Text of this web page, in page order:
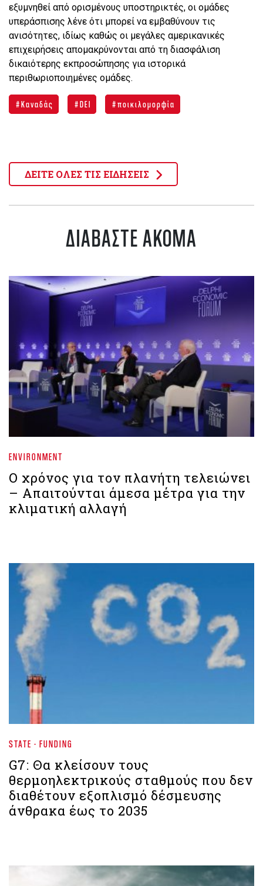
εξυμνηθεί από ορισμένους υποστηρικτές, οι ομάδες
υπεράσπισης λένε ότι μπορεί να εμβαθύνουν τις
ανισότητες, ιδίως καθώς οι μεγάλες αμερικανικές
επιχειρήσεις απομακρύνονται από τη διασφάλιση
δικαιότερης εκπροσώπησης για ιστορικά
περιθωριοποιημένες ομάδες.
Καναδάς DEI ποικιλομορφία
ΔΕΙΤΕ ΟΛΕΣ ΤΙΣ ΕΙΔΗΣΕΙΣ
ΔΙΑΒΑΣΤΕ ΑΚΟΜΑ
ENVIRONMENT
Ο χρόνος για τον πλανήτη τελειώνει
– Απαιτούνται άμεσα μέτρα για την
κλιματική αλλαγή
STATE - FUNDING
G7: Θα κλείσουν τους
θερμοηλεκτρικούς σταθμούς που δεν
διαθέτουν εξοπλισμό δέσμευσης
άνθρακα έως το 2035